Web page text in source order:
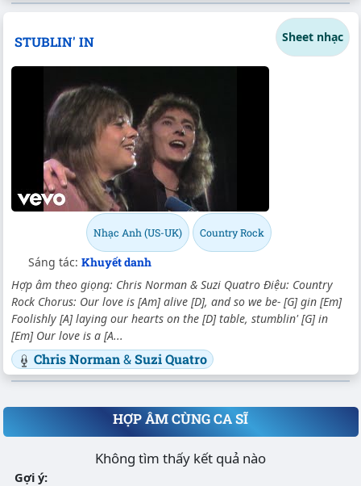
STUBLIN' IN Sheet nhạc
Nhạc Anh (US-UK) Country Rock
Sáng tác: Khuyết danh
Hợp âm theo giọng: Chris Norman & Suzi Quatro Điệu: Country
Rock Chorus: Our love is [Am] alive [D], and so we be- [G] gin [Em]
Foolishly [A] laying our hearts on the [D] table, stumblin' [G] in
[Em] Our love is a [A...
Chris Norman&Suzi Quatro
HỢP ÂM CÙNG CA SĨ
Không tìm thấy kết quả nào
Gợi ý: